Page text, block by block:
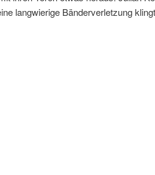
langwierige Bänderverletzung klingt